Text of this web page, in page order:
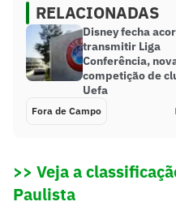
RELACIONADAS
Disney fecha
transmitir Liga
Conferência,
competição de
Uefa
Fora de Campo
>> Veja a
Paulista